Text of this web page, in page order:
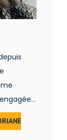
mets
pour